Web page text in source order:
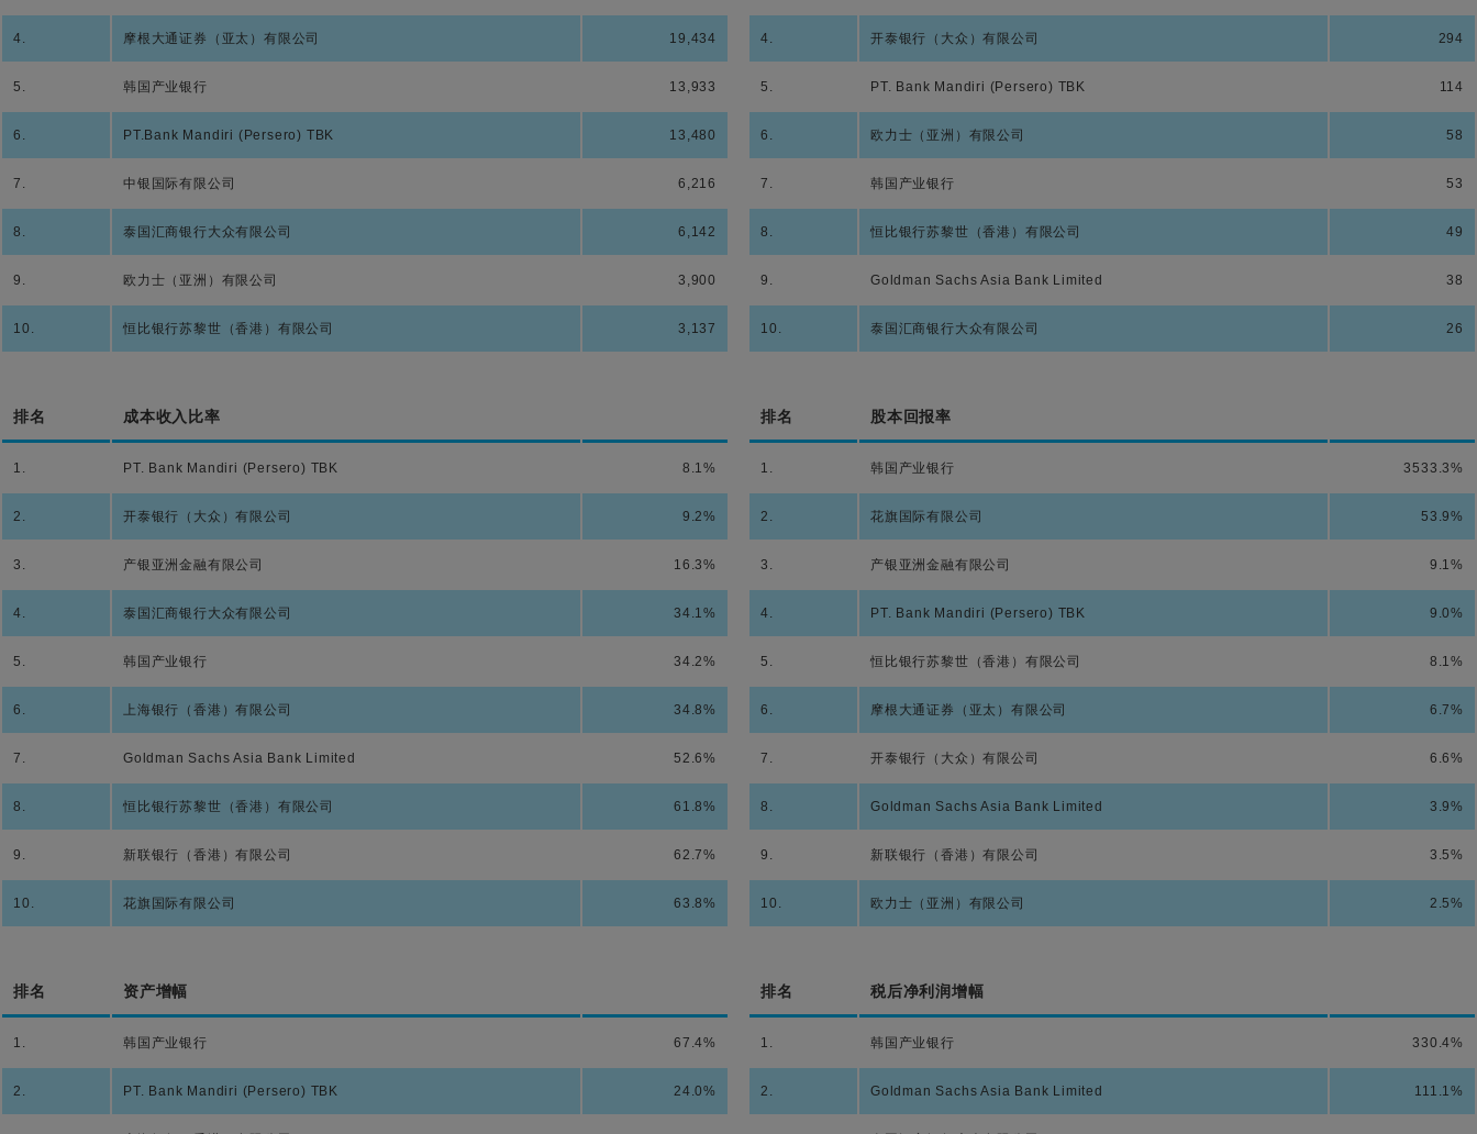
4. 摩根大通证券（亚太）有限公司 19,434
5. 韩国产业银行 13,933
6. PT.Bank Mandiri (Persero) TBK 13,480
7. 中银国际有限公司 6,216
8. 泰国汇商银行大众有限公司 6,142
9. 欧力士（亚洲）有限公司 3,900
10. 恒比银行苏黎世（香港）有限公司 3,137
4. 开泰银行（大众）有限公司 294
5. PT. Bank Mandiri (Persero) TBK 114
6. 欧力士（亚洲）有限公司 58
7. 韩国产业银行 53
8. 恒比银行苏黎世（香港）有限公司 49
9. Goldman Sachs Asia Bank Limited 38
10. 泰国汇商银行大众有限公司 26
排名 成本收入比率
1. PT. Bank Mandiri (Persero) TBK 8.1%
2. 开泰银行（大众）有限公司 9.2%
3. 产银亚洲金融有限公司 16.3%
4. 泰国汇商银行大众有限公司 34.1%
5. 韩国产业银行 34.2%
6. 上海银行（香港）有限公司 34.8%
7. Goldman Sachs Asia Bank Limited 52.6%
8. 恒比银行苏黎世（香港）有限公司 61.8%
9. 新联银行（香港）有限公司 62.7%
10. 花旗国际有限公司 63.8%
排名 股本回报率
1. 韩国产业银行 3533.3%
2. 花旗国际有限公司 53.9%
3. 产银亚洲金融有限公司 9.1%
4. PT. Bank Mandiri (Persero) TBK 9.0%
5. 恒比银行苏黎世（香港）有限公司 8.1%
6. 摩根大通证券（亚太）有限公司 6.7%
7. 开泰银行（大众）有限公司 6.6%
8. Goldman Sachs Asia Bank Limited 3.9%
9. 新联银行（香港）有限公司 3.5%
10. 欧力士（亚洲）有限公司 2.5%
排名 资产增幅
1. 韩国产业银行 67.4%
2. PT. Bank Mandiri (Persero) TBK 24.0%
排名 税后净利润增幅
1. 韩国产业银行 330.4%
2. Goldman Sachs Asia Bank Limited 111.1%